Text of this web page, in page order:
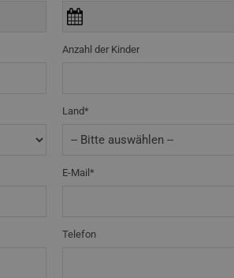
Anzahl der Kinder
Land*
E-Mail*
Telefon